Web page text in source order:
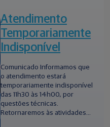
Atendimento
Temporariamente
Indisponível
Comunicado Informamos que
o atendimento estará
temporariamente indisponível
das 11h30 às 14h00, por
questões técnicas.
Retornaremos às atividades...